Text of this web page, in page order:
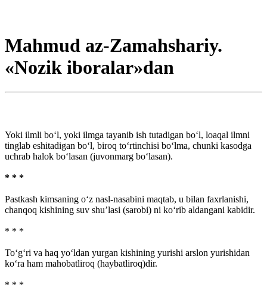
Mahmud az-Zamahshariy.
«Nozik iboralar»dan
Yoki ilmli bo‘l, yoki ilmga tayanib ish tutadigan bo‘l, loaqal ilmni
tinglab eshitadigan bo‘l, biroq to‘rtinchisi bo‘lma, chunki kasodga
uchrab halok bo‘lasan (juvonmarg bo‘lasan).
* * *
Pastkash kimsaning o‘z nasl-nasabini maqtab, u bilan faxrlanishi,
chanqoq kishining suv shu’lasi (sarobi) ni ko‘rib aldangani kabidir.
* * *
To‘g‘ri va haq yo‘ldan yurgan kishining yurishi arslon yurishidan
ko‘ra ham mahobatliroq (haybatliroq)dir.
* * *